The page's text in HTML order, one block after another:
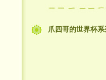
爪四哥的世界杯